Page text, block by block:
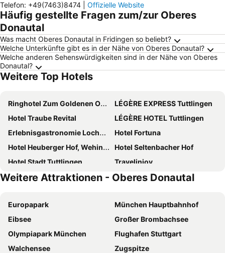
Telefon: +49(7463)8474 Offizielle Website
Häufig gestellte Fragen zum/zur Oberes
Donautal
Was macht Oberes Donautal in Fridingen so beliebt?
Welche Unterkünfte gibt es in der Nähe von Oberes Donautal?
Welche anderen Sehenswürdigkeiten sind in der Nähe von Oberes
Donautal?
Weitere Top Hotels
Ringhotel Zum Goldenen Ochsen
LÉGÈRE EXPRESS Tuttlingen
Hotel Traube Revital
LÉGÈRE HOTEL Tuttlingen
Erlebnisgastronomie Lochmuhle
Hotel Fortuna
Hotel Heuberger Hof, Wehingen
Hotel Seltenbacher Hof
Hotel Stadt Tuttlingen
Travelinjoy
Hofgut Hohenkarpfen
Gasthaus Hotel zum Kreuz
" Zum alten Schlawiner "
Hotel & Restaurant Pelikan
Donau Pension
Landhotel H
Berg Gasthof Witthoh
Hotel Gasthof Sonne
Brigel-Hof
Hotel Schlossberg Wehingen
Weitere Attraktionen - Oberes Donautal
Europapark
München Hauptbahnhof
Eibsee
Großer Brombachsee
Olympiapark München
Flughafen Stuttgart
Walchensee
Zugspitze